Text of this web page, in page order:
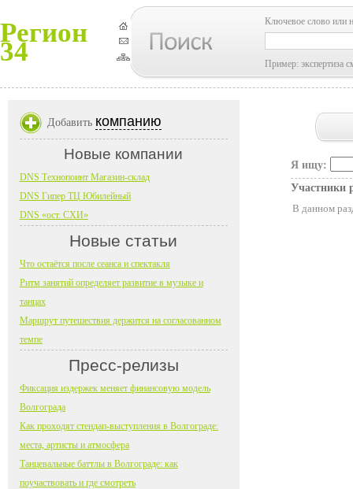
Регион
34
Ключевое слово или
Пример: экспертиза
Я ищу:
Участники
В данном
Добавить компанию
Новые компании
DNS Технопоинт Магазин-склад
DNS Гипер ТЦ Юбилейный
DNS «ост. СХИ»
Новые статьи
Что остаётся после сеанса и спектакля
Ритм занятий определяет развитие в музыке и
танцах
Маршрут путешествия держится на согласованном
темпе
Пресс-релизы
Фиксация издержек меняет финансовую модель
Волгограда
Как проходят стендап-выступления в Волгограде:
места, артисты и атмосфера
Танцевальные баттлы в Волгограде: как
поучаствовать и где смотреть